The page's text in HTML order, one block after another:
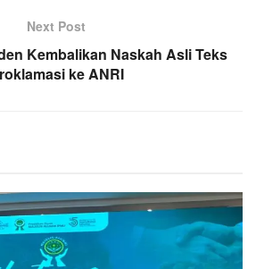
Next Post
Kembalikan Naskah Asli Teks
ke ANRI